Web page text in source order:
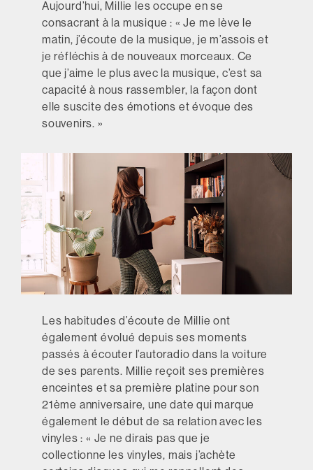
Aujourd’hui, Millie les occupe en se
consacrant à la musique : « Je me lève le
matin, j’écoute de la musique, je m’assois et
je réfléchis à de nouveaux morceaux. Ce
que j’aime le plus avec la musique, c’est sa
capacité à nous rassembler, la façon dont
elle suscite des émotions et évoque des
souvenirs. »
Les habitudes d’écoute de Millie ont
également évolué depuis ses moments
passés à écouter l’autoradio dans la voiture
de ses parents. Millie reçoit ses premières
enceintes et sa première platine pour son
21ème anniversaire, une date qui marque
également le début de sa relation avec les
vinyles : « Je ne dirais pas que je
collectionne les vinyles, mais j’achète